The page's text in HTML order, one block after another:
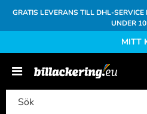
GRATIS LEVERANS TILL DHL-
UNDER
MITT